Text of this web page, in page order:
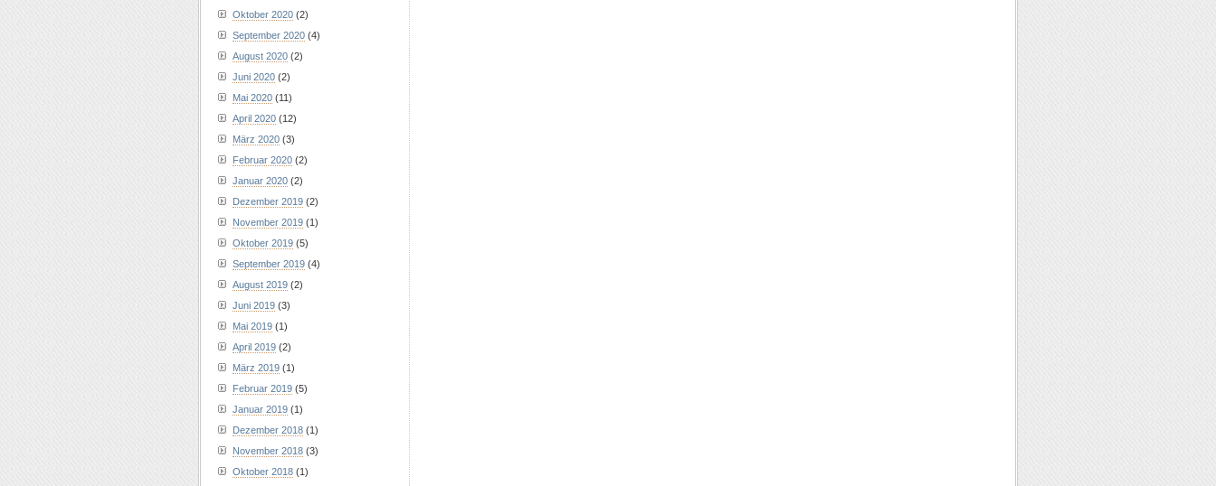
Oktober 2020 (2)
September 2020 (4)
August 2020 (2)
Juni 2020 (2)
Mai 2020 (11)
April 2020 (12)
März 2020 (3)
Februar 2020 (2)
Januar 2020 (2)
Dezember 2019 (2)
November 2019 (1)
Oktober 2019 (5)
September 2019 (4)
August 2019 (2)
Juni 2019 (3)
Mai 2019 (1)
April 2019 (2)
März 2019 (1)
Februar 2019 (5)
Januar 2019 (1)
Dezember 2018 (1)
November 2018 (3)
Oktober 2018 (1)